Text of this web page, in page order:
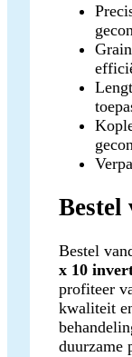
Bestel
Bestel
x 10
profiteer
kwaliteit
duurzame